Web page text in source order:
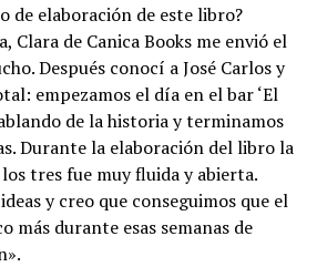
de elaboración de este libro?
Clara de Canica Books me envió el
Después conocí a José Carlos y
empezamos el día en el bar ‘El
de la historia y terminamos
Durante la elaboración del libro la
tres fue muy fluida y abierta.
y creo que conseguimos que el
más durante esas semanas de